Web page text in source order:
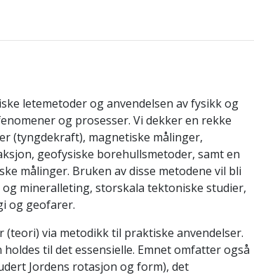
letemetoder og anvendelsen av fysikk og
og prosesser. Vi dekker en rekke
(tyngdekraft), magnetiske målinger,
geofysiske borehullsmetoder, samt en
målinger. Bruken av disse metodene vil bli
mineralleting, storskala tektoniske studier,
og geofarer.
via metodikk til praktiske anvendelser.
til det essensielle. Emnet omfatter også
Jordens rotasjon og form), det